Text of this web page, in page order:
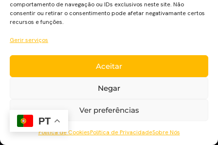
comportamento de navegação ou IDs exclusivos neste site. Não
consentir ou retirar o consentimento pode afetar negativamante certos
recursos e funções.
Gerir serviços
Aceitar
Negar
Ver preferências
Política de CookiesPolítica de PrivacidadeSobre Nós
Fica a conhecer quais os filmes que estreiam esta semana,
Operação Eye in the Sky Katherine Powell, Coronel e oficial
da inteligência militar com sede em Londres, está a comandar
remotamente uma operação ultra secreta com recurso a
PT